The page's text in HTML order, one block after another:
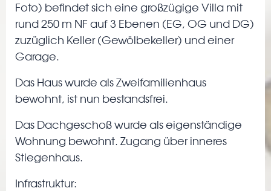
Foto) befindet sich eine großzügige Villa mit
rund 250 m NF auf 3 Ebenen (EG, OG und DG)
zuzüglich Keller (Gewölbekeller) und einer
Garage.
Das Haus wurde als Zweifamilienhaus
bewohnt, ist nun bestandsfrei.
Das Dachgeschoß wurde als eigenständige
Wohnung bewohnt. Zugang über inneres
Stiegenhaus.
Infrastruktur: